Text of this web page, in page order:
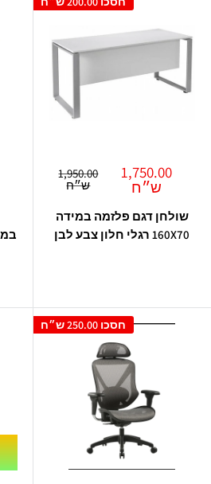
מחיר
מבצע
1,750.00
ש״ח
מחיר
רגיל
1,950.00
ש״ח
שולחן דגם פלזמה במידה
160X70 רגלי חלון צבע לבן
חסכו 250.00 ש״ח